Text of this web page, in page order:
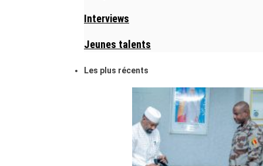
Interviews
Jeunes talents
Les plus récents